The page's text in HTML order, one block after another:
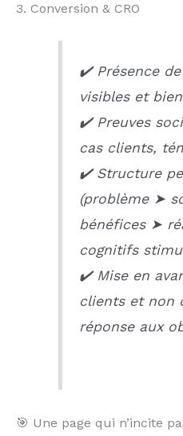
3. Conversion & CRO
✔️ Présence de
visibles et
✔️ Preuves
cas clients,
✔️ Structure
(problème ➤
bénéfices ➤
cognitifs
✔️ Mise en
clients et non
réponse aux
🎯 Une page qui n’incite